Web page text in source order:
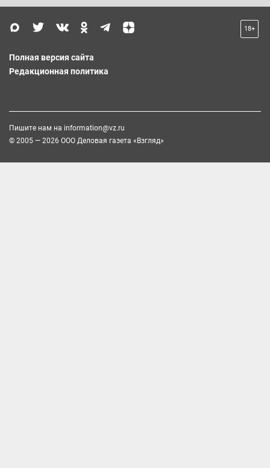
18+
Полная версия сайта
Редакционная политика
Пишите нам на information@vz.ru
© 2005 — 2026 ООО Деловая газета «Взгляд»